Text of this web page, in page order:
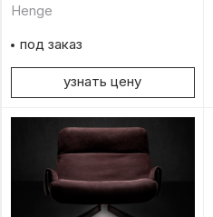
Henge
под заказ
узнать цену